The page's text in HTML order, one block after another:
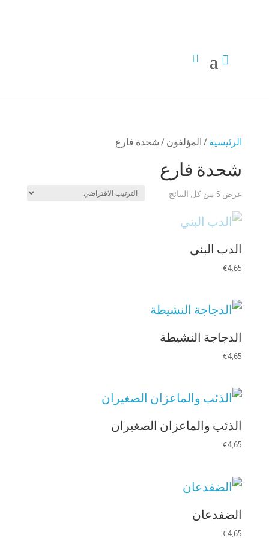


الرئيسية / المؤلفون / شحدة فارع
شحدة فارع
عرض ⁦5⁩ من كل النتائج
الدب البني
€4,65
الدجاجة النشيطة
€4,65
الذئب والماعزان الصغيران
€4,65
الضفدعان
€4,65